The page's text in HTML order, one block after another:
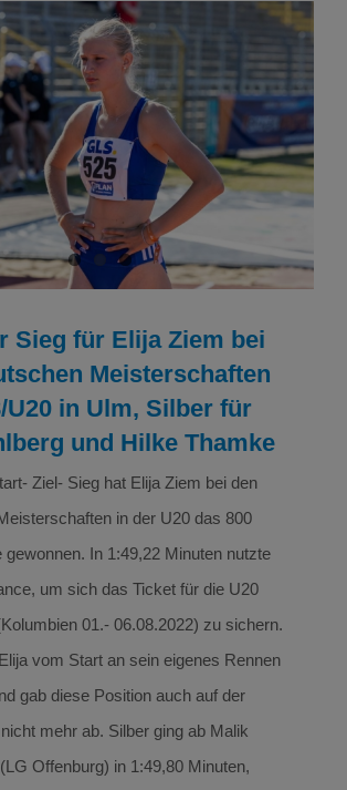
für Elija Ziem bei den Deutschen
der U18/U20 in Ulm, Silber für
Mehlberg und Hilke Thamke
Leichtathletik Ergebnisse
Sieg für Elija Ziem bei
Meisterschaften
U20 in Ulm, Silber für
und Hilke Thamke
Ziel- Sieg hat Elija Ziem bei den
in der U20 das 800
gewonnen. In 1:49,22 Minuten nutzte
um sich das Ticket für die U20
01.- 06.08.2022) zu sichern.
vom Start an sein eigenes Rennen
gab diese Position auch auf der
mehr ab. Silber ging ab Malik
Offenburg) in 1:49,80 Minuten,